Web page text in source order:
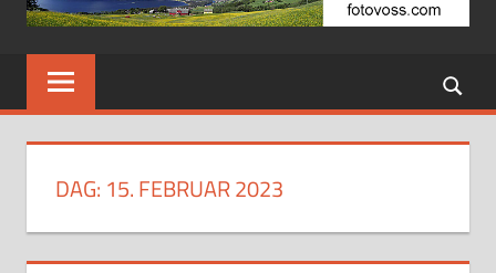
DAG: 15. FEBRUAR 2023